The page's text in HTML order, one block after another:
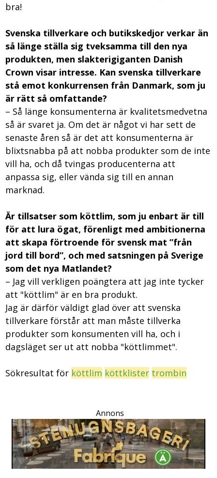
bra!
Svenska tillverkare och butikskedjor verkar än
så länge ställa sig tveksamma till den nya
produkten, men slakterigiganten Danish
Crown visar intresse. Kan svenska tillverkare
stå emot konkurrensen från Danmark, som ju
är rätt så omfattande?
– Så länge konsumenterna är kvalitetsmedvetna
så är svaret ja. Om det är något vi har sett de
senaste åren så är det att konsumenterna är
blixtsnabba på att nobba produkter som de inte
vill ha, och då tvingas producenterna att
anpassa sig, eller vända sig till en annan
marknad.
Är tillsatser som köttlim, som ju enbart är till
för att lura ögat, förenligt med ambitionerna
att skapa förtroende för svensk mat ”från
jord till bord”, och med satsningen på Sverige
som det nya Matlandet?
– Jag vill verkligen poängtera att jag inte tycker
att "köttlim" är en bra produkt.
Jag är därför väldigt glad över att svenska
tillverkare förstår att man måste tillverka
produkter som konsumenten vill ha, och i
dagsläget ser ut att nobba "köttlimmet".
Sökresultat för köttlim köttklister trombin
Annons